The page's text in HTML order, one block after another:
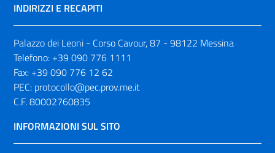
INDIRIZZI E RECAPITI
Palazzo dei Leoni - Corso Cavour, 87 - 98122 Messina
Telefono: +39 090 776 1111
Fax: +39 090 776 12 62
PEC: protocollo@pec.prov.me.it
C.F. 80002760835
INFORMAZIONI SUL SITO